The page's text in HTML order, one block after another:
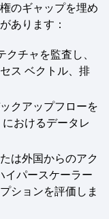
のギャップを埋め
あります：
チャを監査し、
ス ベクトル、排
クアップフローを
おけるデータレ
は外国からのアク
イパースケーラー
ションを評価しま